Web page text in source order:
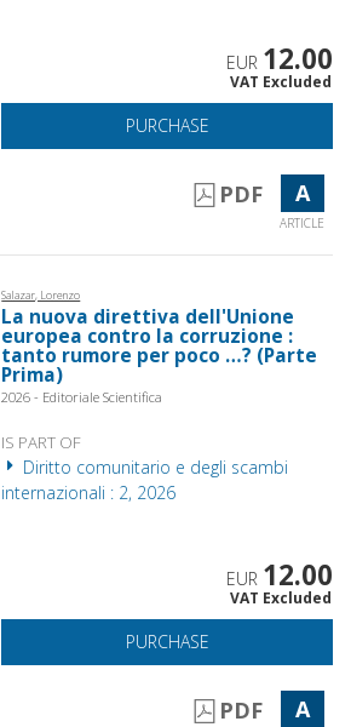
EUR 12.00
VAT Excluded
PURCHASE
PDF A
ARTICLE
Salazar, Lorenzo
La nuova direttiva dell'Unione
europea contro la corruzione :
tanto rumore per poco …? (Parte
Prima)
2026 - Editoriale Scientifica
IS PART OF
Diritto comunitario e degli scambi
internazionali : 2, 2026
EUR 12.00
VAT Excluded
PURCHASE
PDF A